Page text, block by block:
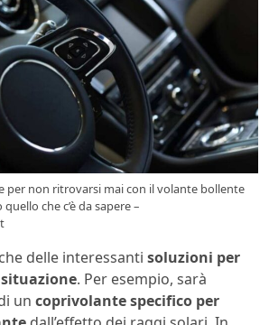
per non ritrovarsi mai con il volante bollente
che c’è da sapere –
delle interessanti soluzioni per
. Per esempio, sarà
un coprivolante specifico per